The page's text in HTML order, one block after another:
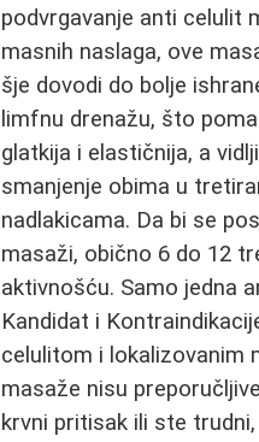
podvrgavanje anti celulit
masnih naslaga, ove
šje dovodi do bolje
limfnu drenažu, što
glatkija i elastičnija, a
smanjenje obima u
nadlakicama. Da bi se
masaži, obično 6 do 12
aktivnošću. Samo jedna
Kandidat i
celulitom i lokalizovanim
masaže nisu
krvni pritisak ili ste